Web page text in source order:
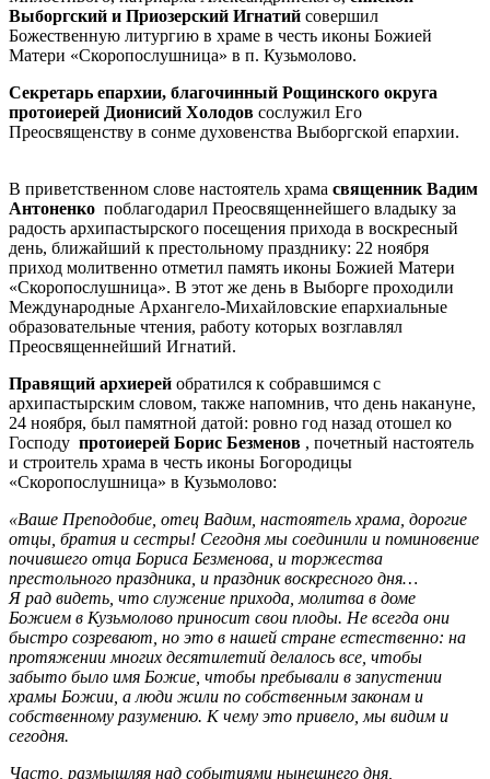
Выборгский и Приозерский Игнатий совершил
Божественную литургию в храме в честь иконы Божией
Матери «Скоропослушница» в п. Кузьмолово.
Секретарь епархии, благочинный Рощинского округа
протоиерей Дионисий Холодов сослужил Его
Преосвященству в сонме духовенства Выборгской епархии.
В приветственном слове настоятель храма священник Вадим
Антоненко поблагодарил Преосвященнейшего владыку за
радость архипастырского посещения прихода в воскресный
день, ближайший к престольному празднику: 22 ноября
приход молитвенно отметил память иконы Божией Матери
«Скоропослушница». В этот же день в Выборге проходили
Международные Архангело-Михайловские епархиальные
образовательные чтения, работу которых возглавлял
Преосвященнейший Игнатий.
Правящий архиерей обратился к собравшимся с
архипастырским словом, также напомнив, что день накануне,
24 ноября, был памятной датой: ровно год назад отошел ко
Господу протоиерей Борис Безменов , почетный настоятель
и строитель храма в честь иконы Богородицы
«Скоропослушница» в Кузьмолово:
«Ваше Преподобие, отец Вадим, настоятель храма, дорогие
отцы, братия и сестры! Сегодня мы соединили и поминовение
почившего отца Бориса Безменова, и торжества
престольного праздника, и праздник воскресного дня…
Я рад видеть, что служение прихода, молитва в доме
Божием в Кузьмолово приносит свои плоды. Не всегда они
быстро созревают, но это в нашей стране естественно: на
протяжении многих десятилетий делалось все, чтобы
забыто было имя Божие, чтобы пребывали в запустении
храмы Божии, а люди жили по собственным законам и
собственному разумению. К чему это привело, мы видим и
сегодня.
Часто, размышляя над событиями нынешнего дня,